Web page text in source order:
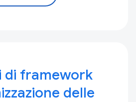
di framework
delle